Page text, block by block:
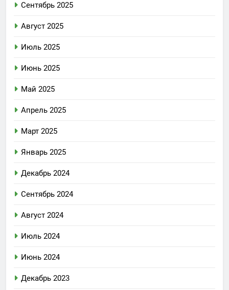
Сентябрь 2025
Август 2025
Июль 2025
Июнь 2025
Май 2025
Апрель 2025
Март 2025
Январь 2025
Декабрь 2024
Сентябрь 2024
Август 2024
Июль 2024
Июнь 2024
Декабрь 2023